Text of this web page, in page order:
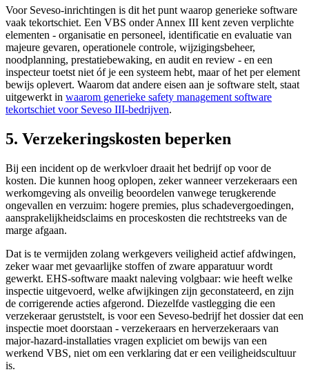
Voor Seveso-inrichtingen is dit het punt waarop generieke software
vaak tekortschiet. Een VBS onder Annex III kent zeven verplichte
elementen - organisatie en personeel, identificatie en evaluatie van
majeure gevaren, operationele controle, wijzigingsbeheer,
noodplanning, prestatiebewaking, en audit en review - en een
inspecteur toetst niet óf je een systeem hebt, maar of het per element
bewijs oplevert. Waarom dat andere eisen aan je software stelt, staat
uitgewerkt in waarom generieke safety management software
tekortschiet voor Seveso III-bedrijven.
5. Verzekeringskosten beperken
Bij een incident op de werkvloer draait het bedrijf op voor de
kosten. Die kunnen hoog oplopen, zeker wanneer verzekeraars een
werkomgeving als onveilig beoordelen vanwege terugkerende
ongevallen en verzuim: hogere premies, plus schadevergoedingen,
aansprakelijkheidsclaims en proceskosten die rechtstreeks van de
marge afgaan.
Dat is te vermijden zolang werkgevers veiligheid actief afdwingen,
zeker waar met gevaarlijke stoffen of zware apparatuur wordt
gewerkt. EHS-software maakt naleving volgbaar: wie heeft welke
inspectie uitgevoerd, welke afwijkingen zijn geconstateerd, en zijn
de corrigerende acties afgerond. Diezelfde vastlegging die een
verzekeraar geruststelt, is voor een Seveso-bedrijf het dossier dat een
inspectie moet doorstaan - verzekeraars en herverzekeraars van
major-hazard-installaties vragen expliciet om bewijs van een
werkend VBS, niet om een verklaring dat er een veiligheidscultuur
is.